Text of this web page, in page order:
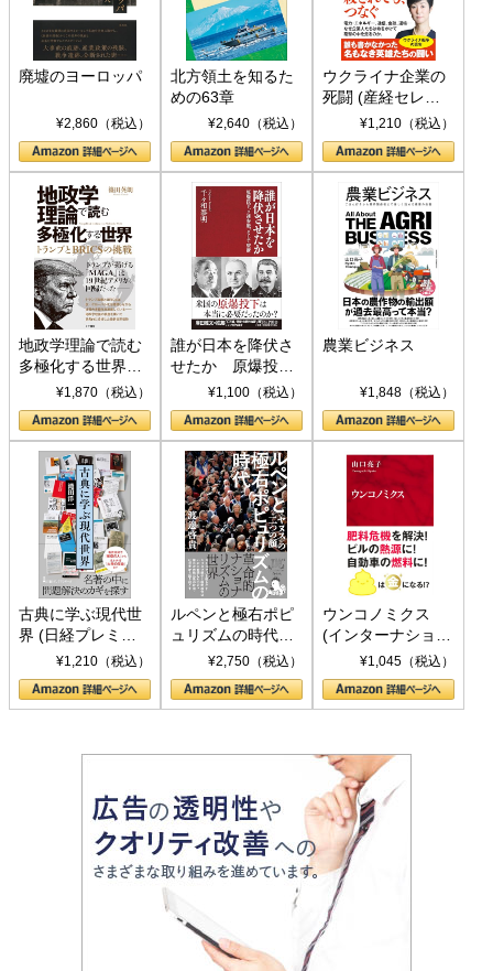
廃墟のヨーロッパ
¥2,860（税込）
北方領土を知るた
めの63章
¥2,640（税込）
ウクライナ企業の
死闘 (産経セレク
ト S 039)¥1,210（税込）
地政学理論で読む
多極化する世界：
トランプとBRICS
の挑戦
¥1,870（税込）
誰が日本を降伏さ
せたか 原爆投
下、ソ連参戦、そ
して聖断 (PHP新
書)
¥1,100（税込）
農業ビジネス
¥1,848（税込）
古典に学ぶ現代世
界 (日経プレミア
シリーズ)¥1,210（税込）
ルペンと極右ポピ
ュリズムの時代：
〈ヤヌス〉の二つ
の顔
¥2,750（税込）
ウンコノミクス
(インターナショナ
ル新書)¥1,045（税込）